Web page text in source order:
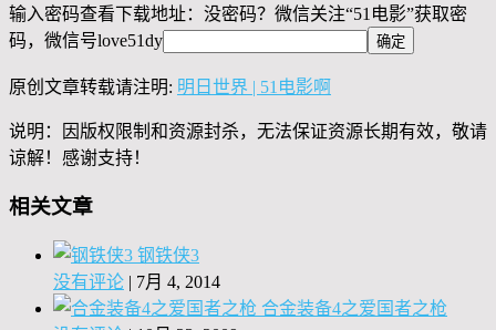
输入密码查看下载地址：没密码？微信关注“51电影”获取密
码，微信号love51dy
原创文章转载请注明: 明日世界 | 51电影啊
说明：因版权限制和资源封杀，无法保证资源长期有效，敬请
谅解！感谢支持！
相关文章
钢铁侠3
没有评论 | 7月 4, 2014
合金装备4之爱国者之枪